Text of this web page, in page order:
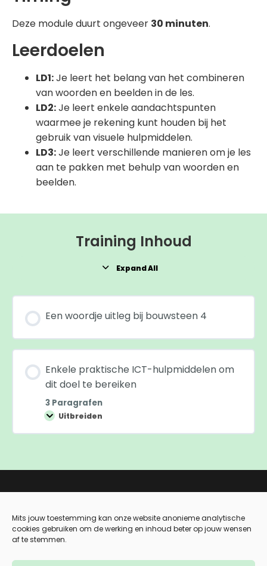
Mits jouw toestemming kan onze website anonieme analytische
cookies gebruiken om de werking en inhoud beter op jouw wensen
af te stemmen.
Deze module duurt ongeveer 30 minuten.
Leerdoelen
LD1:Je leert het belang van het combineren
van woorden en beelden in de les.
LD2:Je leert enkele aandachtspunten
waarmee je rekening kunt houden bij het
gebruik van visuele hulpmiddelen.
LD3:Je leert verschillende manieren om je les
aan te pakken met behulp van woorden en
beelden.
Training Inhoud
Expand All
Een woordje uitleg bij bouwsteen 4
Enkele praktische ICT-hulpmiddelen om
dit doel te bereiken
3 Paragrafen
Uitbreiden
opleiding?
Mail ons